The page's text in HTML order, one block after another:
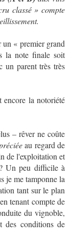
classé » compte
un « premier grand
la note finale soit
un parent très très
encore la notoriété
– rêver ne coûte
au regard de
de l'exploitation et
Un peu difficile à
je me tamponne la
tant sur le plan
tenant compte de
du vignoble,
des conditions de